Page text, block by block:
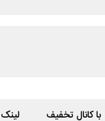
با کانال تخفیف